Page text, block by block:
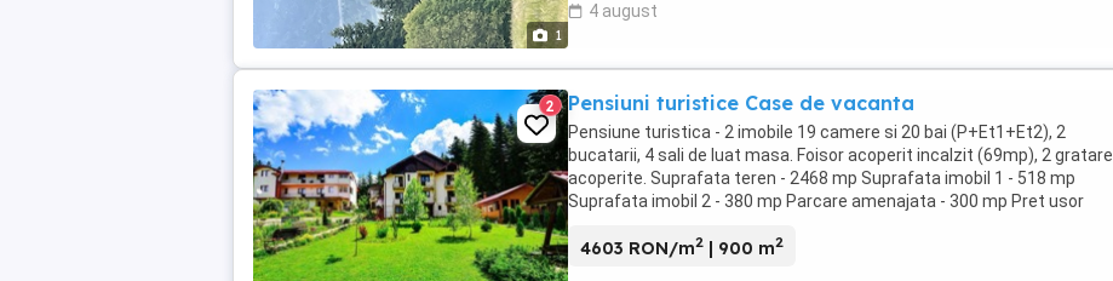
1
4 august
2 Pensiuni turistice Case de vacanta
Pensiune turistica - 2 imobile 19 camere si 20 bai (P+Et1+Et2), 2
bucatarii, 4 sali de luat masa. Foisor acoperit incalzit (69mp), 2 gratare
acoperite. Suprafata teren - 2468 mp Suprafata imobil 1 - 518 mp
Suprafata imobil 2 - 380 mp Parcare amenajata - 300 mp Pret usor
4603 RON/m2 | 900 m2